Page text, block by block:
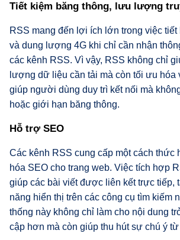
Tiết kiệm băng thông, lưu lượng
RSS mang đến lợi ích lớn trong việc tiết
và dung lượng 4G khi chỉ cần nhận
các kênh RSS. Vì vậy, RSS không chỉ
lượng dữ liệu cần tải mà còn tối ưu hóa
giúp người dùng duy trì kết nối mà
hoặc giới hạn băng thông.
Hỗ trợ SEO
Các kênh RSS cung cấp một cách thức
hóa SEO cho trang web. Việc tích hợp
giúp các bài viết được liên kết trực tiếp,
năng hiển thị trên các công cụ tìm kiếm
thống này không chỉ làm cho nội dung
cập hơn mà còn giúp thu hút sự chú ý